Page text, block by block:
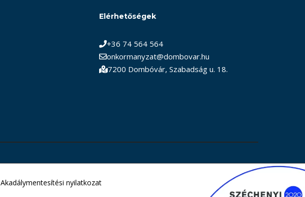
Elérhetőségek
+36 74 564 564
onkormanyzat@dombovar.hu
7200 Dombóvár, Szabadság u. 18.
Akadálymentesítési nyilatkozat